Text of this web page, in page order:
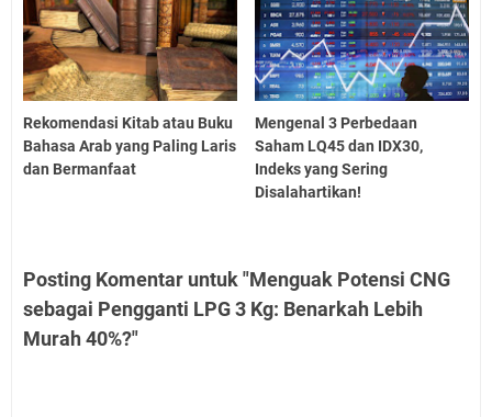
Rekomendasi Kitab atau Buku
Bahasa Arab yang Paling Laris
dan Bermanfaat
Mengenal 3 Perbedaan
Saham LQ45 dan IDX30,
Indeks yang Sering
Disalahartikan!
Posting Komentar untuk "Menguak Potensi CNG
sebagai Pengganti LPG 3 Kg: Benarkah Lebih
Murah 40%?"